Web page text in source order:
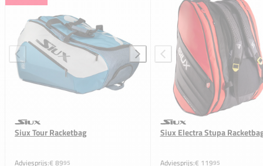
Siux Tour Racketbag
Adviesprijs:€ 8995
Siux Electra Stupa
Adviesprijs:€ 11995